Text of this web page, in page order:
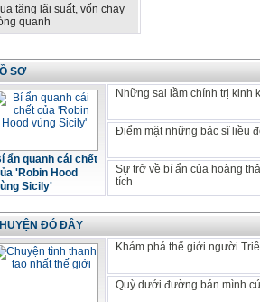
tăng lãi suất, vốn chạy
quanh
SƠ
ẩn quanh cái chết
'Robin Hood
Sicily'
Những sai lầm chính trị kinh
Điểm mặt những bác sĩ liều
Sự trở về bí ẩn của hoàng
tích
ĐÓ ĐÂY
Khám phá thế giới người
Quỳ dưới đường bán mình